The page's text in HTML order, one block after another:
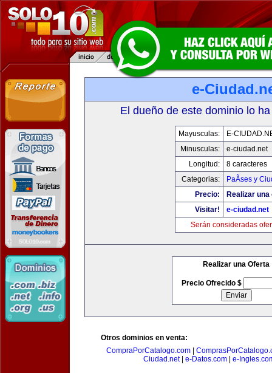
e-
El dueño de este dominio lo
Mayusculas:
E-
Minusculas:
e-ciudad.net
Longitud:
8 caracteres
Categorias:
PaÃ­ses y
Precio:
Realizar
Visitar!
e-ciudad.net
Serán consideradas
Realizar una Oferta
Precio Ofrecido $
Otros dominios en venta:
CompraPorCatalogo.com|
Ciudad.net| e-Datos.com e-